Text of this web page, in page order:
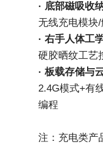
· 底部磁吸收
无线充电模块
· 右手人体工
硬胶晒纹工艺
· 板载存储与
2.4G模式+有
编程
注：充电类产